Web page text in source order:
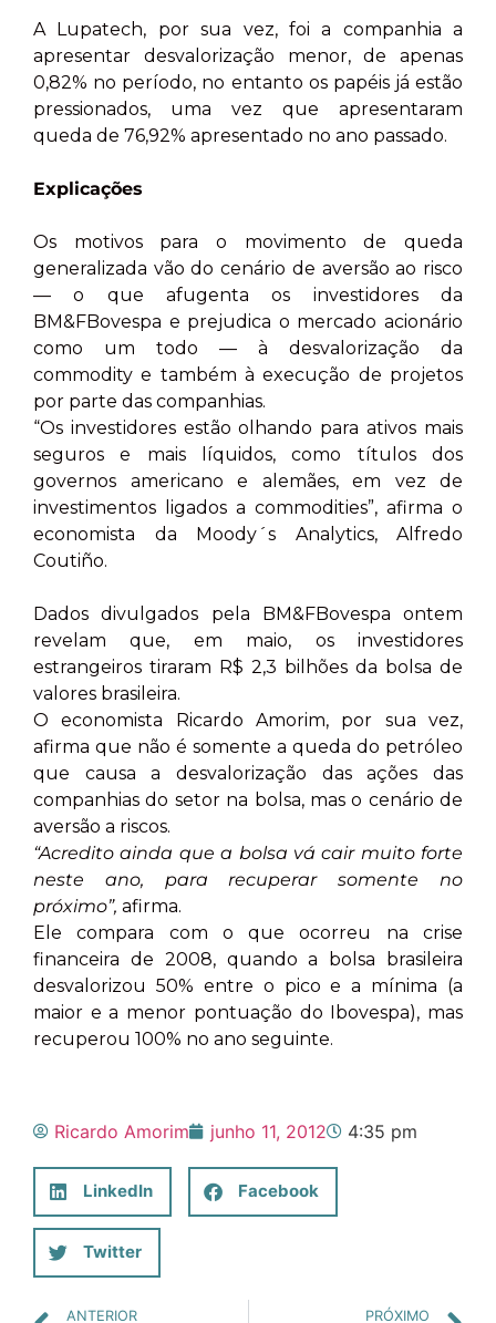
A Lupatech, por sua vez, foi a companhia a
apresentar desvalorização menor, de apenas
0,82% no período, no entanto os papéis já estão
pressionados, uma vez que apresentaram
queda de 76,92% apresentado no ano passado.
Explicações
Os motivos para o movimento de queda
generalizada vão do cenário de aversão ao risco
— o que afugenta os investidores da
BM&FBovespa e prejudica o mercado acionário
como um todo — à desvalorização da
commodity e também à execução de projetos
por parte das companhias.
“Os investidores estão olhando para ativos mais
seguros e mais líquidos, como títulos dos
governos americano e alemães, em vez de
investimentos ligados a commodities”, afirma o
economista da Moody´s Analytics, Alfredo
Coutiño.
Dados divulgados pela BM&FBovespa ontem
revelam que, em maio, os investidores
estrangeiros tiraram R$ 2,3 bilhões da bolsa de
valores brasileira.
O economista Ricardo Amorim, por sua vez,
afirma que não é somente a queda do petróleo
que causa a desvalorização das ações das
companhias do setor na bolsa, mas o cenário de
aversão a riscos.
“Acredito ainda que a bolsa vá cair muito forte
neste ano, para recuperar somente no
próximo”, afirma.
Ele compara com o que ocorreu na crise
financeira de 2008, quando a bolsa brasileira
desvalorizou 50% entre o pico e a mínima (a
maior e a menor pontuação do Ibovespa), mas
recuperou 100% no ano seguinte.
Ricardo Amorim junho 11, 2012 4:35 pm
LinkedIn Facebook
Twitter
ANTERIOR PRÓXIMO